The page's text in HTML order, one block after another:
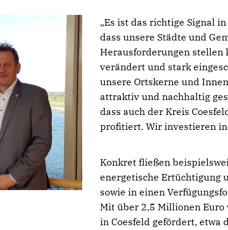
Es ist das richtige Signal
dass unsere Städte und
Herausforderungen stellen
verändert und stark
unsere Ortskerne und
attraktiv und nachhaltig
dass auch der Kreis
profitiert. Wir investieren
Konkret fließen
energetische Ertüchtigung
sowie in einen
Mit über 2,5 Millionen Euro
in Coesfeld gefördert, etwa